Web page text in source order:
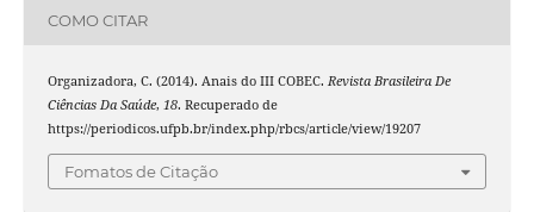
COMO CITAR
Organizadora, C. (2014). Anais do III COBEC. Revista Brasileira De
Ciências Da Saúde, 18. Recuperado de
https://periodicos.ufpb.br/index.php/rbcs/article/view/19207
Fomatos de Citação